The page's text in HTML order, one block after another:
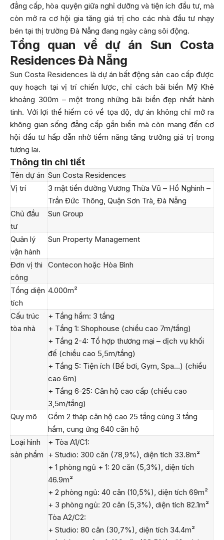
đẳng cấp, hòa quyện giữa nghỉ dưỡng và tiện ích đầu tư, mà
còn mở ra cơ hội gia tăng giá trị cho các nhà đầu tư nhạy
bén tại thị trường Đà Nẵng đang ngày càng sôi động.
Tổng quan về dự án Sun Costa
Residences Đà Nẵng
Sun Costa Residences là dự án bất động sản cao cấp được
quy hoạch tại vị trí chiến lược, chỉ cách bãi biển Mỹ Khê
khoảng 300m – một trong những bãi biển đẹp nhất hành
tinh. Với lợi thế hiếm có về tọa độ, dự án không chỉ mở ra
không gian sống đẳng cấp gần biển mà còn mang đến cơ
hội đầu tư hấp dẫn nhờ tiềm năng tăng trưởng giá trị trong
tương lai.
Thông tin chi tiết
Tên dự án Sun Costa Residences
Vị trí
3 mặt tiền đường Vương Thừa Vũ – Hồ Nghinh –
Trần Đức Thông, Quận Sơn Trà, Đà Nẵng
Chủ đầu
tư
Sun Group
Quản lý
vận hành
Sun Property Management
Đơn vị thi
công
Contecon hoặc Hòa Bình
Tổng diện
tích
4.000m²
Cấu trúc
tòa nhà
+ Tầng hầm: 3 tầng
+ Tầng 1: Shophouse (chiều cao 7m/tầng)
+ Tầng 2-4: Tổ hợp thương mại – dịch vụ khối
đế (chiều cao 5,5m/tầng)
+ Tầng 5: Tiện ích (Bể bơi, Gym, Spa…) (chiều
cao 6m)
+ Tầng 6-25: Căn hộ cao cấp (chiều cao
3,5m/tầng)
Quy mô
Gồm 2 tháp căn hộ cao 25 tầng cùng 3 tầng
hầm, cung ứng 640 căn hộ
Loại hình
sản phẩm
+ Tòa A1/C1:
+ Studio: 300 căn (78,9%), diện tích 33.8m²
+ 1 phòng ngủ + 1: 20 căn (5,3%), diện tích
46.9m²
+ 2 phòng ngủ: 40 căn (10,5%), diện tích 69m²
+ 3 phòng ngủ: 20 căn (5,3%), diện tích 82.1m²
Tòa A2/C2:
+ Studio: 80 căn (30,7%), diện tích 34.4m²